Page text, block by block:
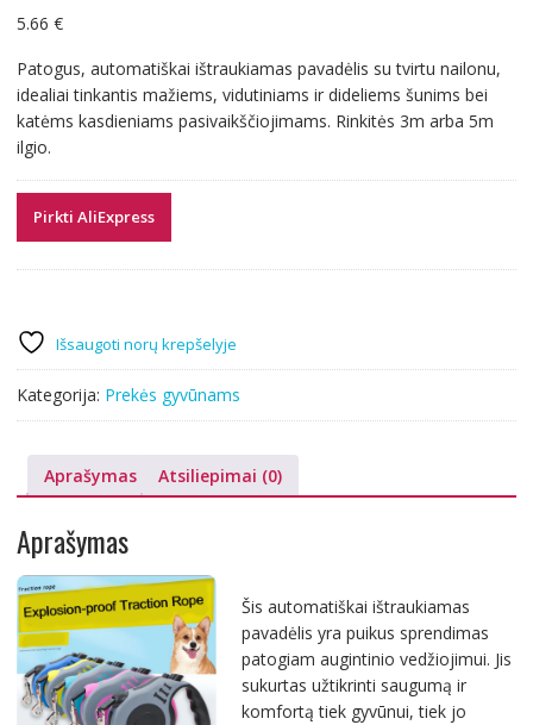
5.66 €
Patogus, automatiškai ištraukiamas pavadėlis su tvirtu nailonu,
idealiai tinkantis mažiems, vidutiniams ir dideliems šunims bei
katėms kasdieniams pasivaikščiojimams. Rinkitės 3m arba 5m
ilgio.
Pirkti AliExpress
Išsaugoti norų krepšelyje
Kategorija: Prekės gyvūnams
Aprašymas Atsiliepimai (0)
Aprašymas
Šis automatiškai ištraukiamas
pavadėlis yra puikus sprendimas
patogiam augintinio vedžiojimui. Jis
sukurtas užtikrinti saugumą ir
komfortą tiek gyvūnui, tiek jo